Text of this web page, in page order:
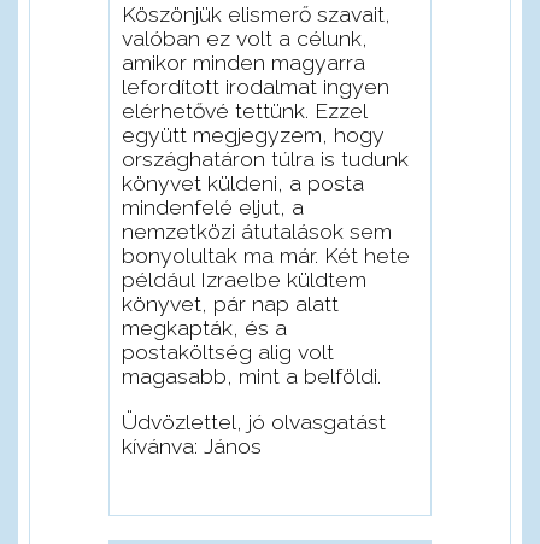
Köszönjük elismerő szavait,
valóban ez volt a célunk,
amikor minden magyarra
lefordított irodalmat ingyen
elérhetővé tettünk. Ezzel
együtt megjegyzem, hogy
országhatáron túlra is tudunk
könyvet küldeni, a posta
mindenfelé eljut, a
nemzetközi átutalások sem
bonyolultak ma már. Két hete
például Izraelbe küldtem
könyvet, pár nap alatt
megkapták, és a
postaköltség alig volt
magasabb, mint a belföldi.
Üdvözlettel, jó olvasgatást
kívánva: János